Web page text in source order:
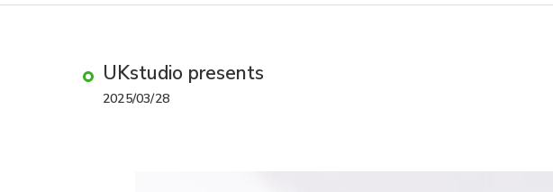
UKstudio presents
2025/03/28